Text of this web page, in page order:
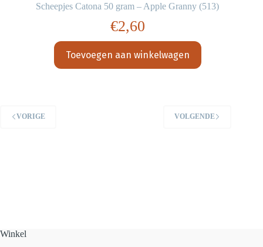
Scheepjes Catona 50 gram – Apple Granny (513)
€2,60
Toevoegen aan winkelwagen
VORIGE VOLGENDE
Winkel